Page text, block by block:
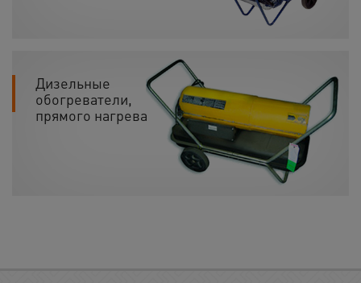
Дизельные
обогреватели,
прямого нагрева